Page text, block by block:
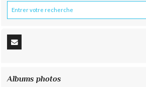
Albums photos